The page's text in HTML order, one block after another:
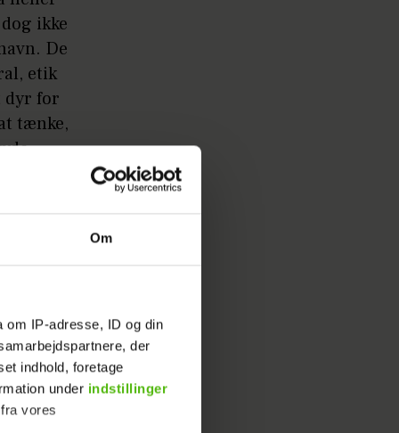
Om
om IP-adresse, ID og din
der
indhold, foretage
under indstillinger
vores
ikke
De
etik
dyr for
tænke,
der kun